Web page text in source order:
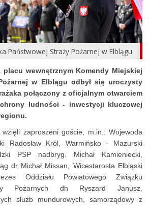
Państwowej Straży Pożarnej w Elblągu
wewnętrznym Komendy Miejskiej
w Elblągu odbył się uroczysty
połączony z oficjalnym otwarciem
ludności - inwestycji kluczowej
wzięli zaproszeni goście, m.in.: Wojewoda
Radosław Król, Warmińsko - Mazurski
PSP nadbryg. Michał Kamieniecki,
dr Michał Missan, Wicestarosta Elbląski
Oddziału Powiatowego Związku
Pożarnych dh Ryszard Janusz,
służb mundurowych, samorządowy z